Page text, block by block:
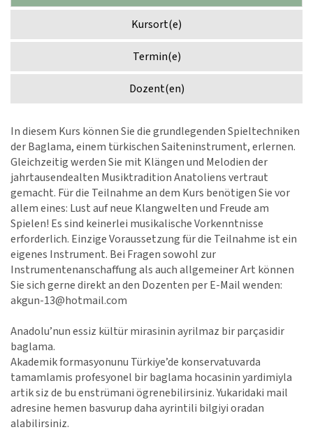
Kursort(e)
Termin(e)
Dozent(en)
In diesem Kurs können Sie die grundlegenden Spieltechniken
der Baglama, einem türkischen Saiteninstrument, erlernen.
Gleichzeitig werden Sie mit Klängen und Melodien der
jahrtausendealten Musiktradition Anatoliens vertraut
gemacht. Für die Teilnahme an dem Kurs benötigen Sie vor
allem eines: Lust auf neue Klangwelten und Freude am
Spielen! Es sind keinerlei musikalische Vorkenntnisse
erforderlich. Einzige Voraussetzung für die Teilnahme ist ein
eigenes Instrument. Bei Fragen sowohl zur
Instrumentenanschaffung als auch allgemeiner Art können
Sie sich gerne direkt an den Dozenten per E-Mail wenden:
akgun-13@hotmail.com
Anadolu’nun essiz kültür mirasinin ayrilmaz bir parçasidir
baglama.
Akademik formasyonunu Türkiye’de konservatuvarda
tamamlamis profesyonel bir baglama hocasinin yardimiyla
artik siz de bu enstrümani ögrenebilirsiniz. Yukaridaki mail
adresine hemen basvurup daha ayrintili bilgiyi oradan
alabilirsiniz.